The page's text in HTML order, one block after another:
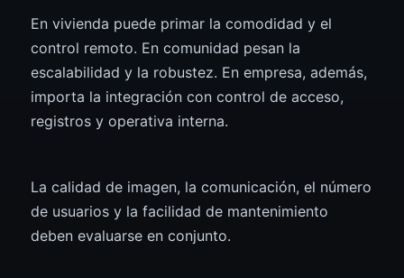
En vivienda puede primar la comodidad y el
control remoto. En comunidad pesan la
escalabilidad y la robustez. En empresa, además,
importa la integración con control de acceso,
registros y operativa interna.
La calidad de imagen, la comunicación, el número
de usuarios y la facilidad de mantenimiento
deben evaluarse en conjunto.